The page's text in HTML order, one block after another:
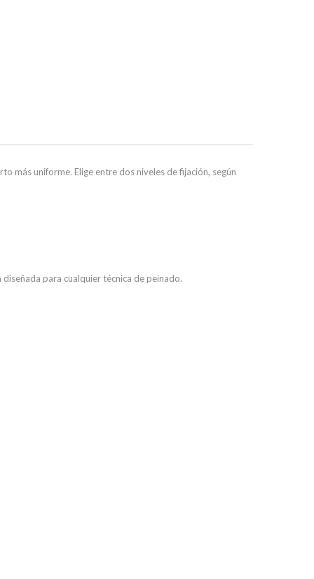
más uniforme. Elige entre dos niveles de fijación, según
para cualquier técnica de peinado.